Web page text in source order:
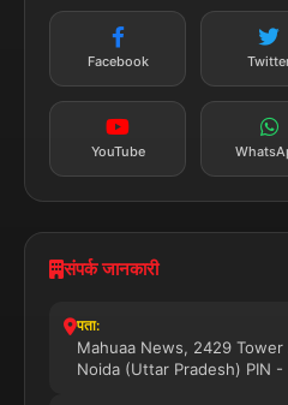
न्यूज़ अलर्ट
तत्काल अपडेट
सब्सक्राइब करें
Facebook
YouTube
संपर्क जानकारी
पता:
Mahuaa News, 2429
Noida (Uttar Pradesh) PIN -